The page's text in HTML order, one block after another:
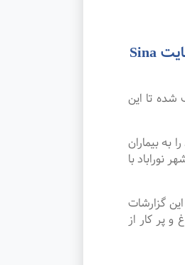
رضایت بیماران از نوبت دهی اینترنتی بهترین متخصص و فوق تخصص پاتولوژی (آسیب شناسی) در شهر نوراباد از سایت Sina
شده تا این
بیماران
با
گزارشات
پر کار از